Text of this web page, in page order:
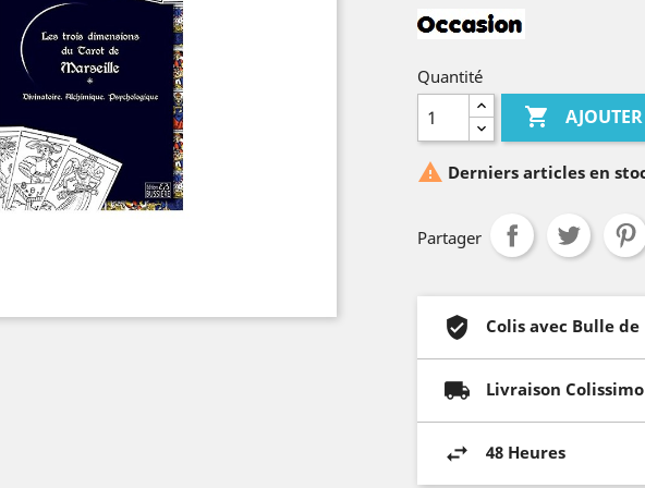
Quantité

 Derniers articles en
Partager
Colis avec Bulle
Livraison Colissimo
48 Heures